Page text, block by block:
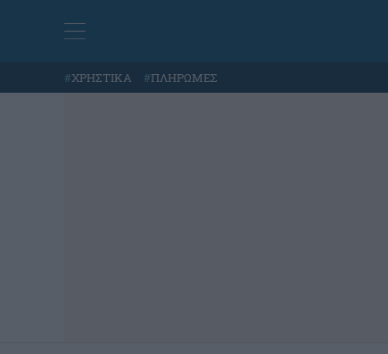
#ΧΡΗΣΤΙΚΑ #ΠΛΗΡΩΜΕΣ